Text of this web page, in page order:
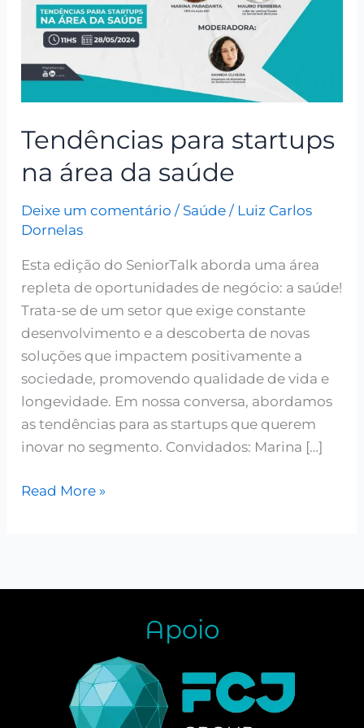
Tendências para startups
na área da saúde
Deixe um comentário / Saúde / Luiz Carlos
Dornelas
Esta edição do SeniorTalk aborda uma área
repleta de oportunidades de negócio: a saúde!
Trata-se de um setor que exige constante
desenvolvimento e a descoberta de novas
soluções que impactem positivamente a
sociedade, promovendo qualidade de vida e
longevidade. Em nossa conversa, abordamos
as tendências para as startups que querem
inovar no segmento. Convidados: Marina […]
área
saúde
Read More »
Apoio